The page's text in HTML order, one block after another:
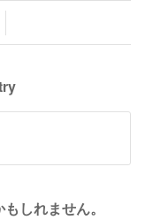
しれません。